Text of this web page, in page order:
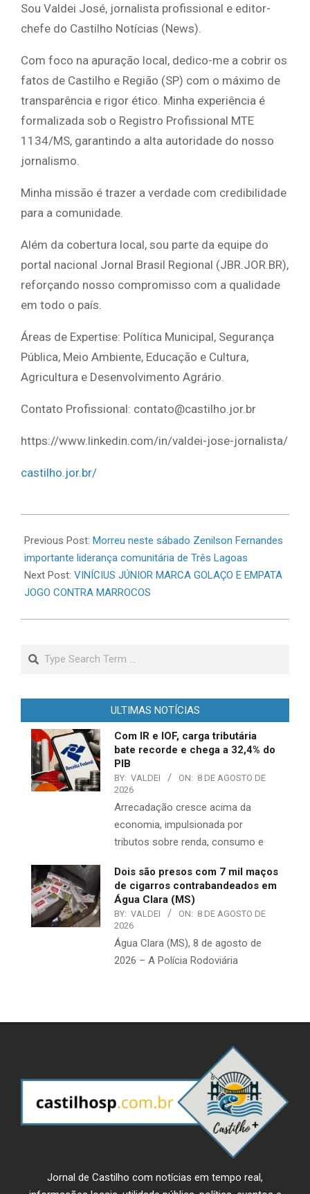
Sou Valdei José, jornalista profissional e editor-
chefe do Castilho Notícias (News).
Com foco na apuração local, dedico-me a cobrir os
fatos de Castilho e Região (SP) com o máximo de
transparência e rigor ético. Minha experiência é
formalizada sob o Registro Profissional MTE
1134/MS, garantindo a alta autoridade do nosso
jornalismo.
Minha missão é trazer a verdade com credibilidade
para a comunidade.
Além da cobertura local, sou parte da equipe do
portal nacional Jornal Brasil Regional (JBR.JOR.BR),
reforçando nosso compromisso com a qualidade
em todo o país.
Áreas de Expertise: Política Municipal, Segurança
Pública, Meio Ambiente, Educação e Cultura,
Agricultura e Desenvolvimento Agrário.
Contato Profissional: contato@castilho.jor.br
https://www.linkedin.com/in/valdei-jose-jornalista/
castilho.jor.br/
06-
13
Previous Post: Morreu neste sábado Zenilson Fernandes
importante liderança comunitária de Três Lagoas
Next Post: VINÍCIUS JÚNIOR MARCA GOLAÇO E EMPATA
JOGO CONTRA MARROCOS
Search
ULTIMAS NOTÍCIAS
Com IR e IOF, carga tributária
bate recorde e chega a 32,4% do
PIB
BY: VALDEI ON: 8 DE AGOSTO DE
2026
Arrecadação cresce acima da
economia, impulsionada por
tributos sobre renda, consumo e
Dois são presos com 7 mil maços
de cigarros contrabandeados em
Água Clara (MS)
BY: VALDEI ON: 8 DE AGOSTO DE
2026
Água Clara (MS), 8 de agosto de
2026 – A Polícia Rodoviária
Jornal de Castilho com notícias em tempo real,